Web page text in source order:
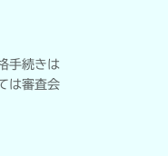
手続きは
は審査会